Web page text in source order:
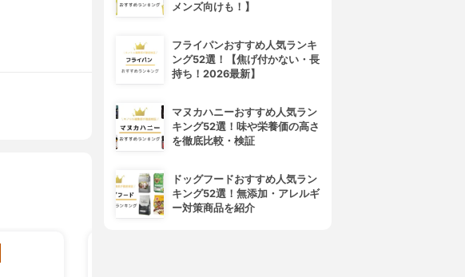
メンズ向けも！】
フライパンおすすめ人気ランキ
ング52選！【焦げ付かない・長
持ち！2026最新】
マヌカハニーおすすめ人気ラン
キング52選！味や栄養価の高さ
を徹底比較・検証
ドッグフードおすすめ人気ラン
キング52選！無添加・アレルギ
ー対策商品を紹介